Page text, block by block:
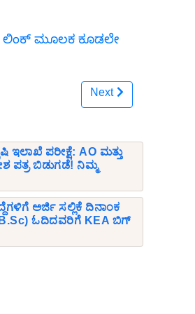
ಲಿಂಕ್ ಮೂಲಕ ಕೂಡಲೇ
Next
ಇಲಾಖೆ ಪರೀಕ್ಷೆ: AO ಮತ್ತು
ಪತ್ರ ಬಿಡುಗಡೆ! ನಿಮ್ಮ
ಅರ್ಜಿ ಸಲ್ಲಿಕೆ ದಿನಾಂಕ
ಓದಿದವರಿಗೆ KEA ಬಿಗ್